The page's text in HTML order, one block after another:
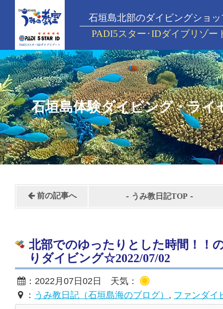
石垣島北部のダイビングショッ
PADI5スター･IDダイブリゾー
石垣島体験ダイビング・ライ
前の記事へ - うみ教日記TOP -
北部でのゆったりとした時間！！
りダイビング☆2022/07/02
：2022月07日02日 天気：
： うみ教日記（石垣島海のブログ） , ファンダイ